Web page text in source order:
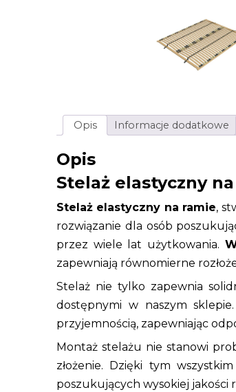
Opis Informacje dodatkowe
Opis
Stelaż elastyczny
Stelaż elastyczny na ramie,
rozwiązanie dla osób
przez wiele lat użytkowania.
zapewniają równomierne
Stelaż nie tylko zapewnia
dostępnymi w naszym
przyjemnością, zapewniając
Montaż stelażu nie stanowi
złożenie. Dzięki tym
poszukujących wysokiej jakości